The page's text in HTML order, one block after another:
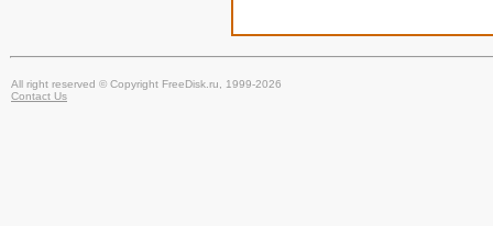
All right reserved © Copyright FreeDisk.ru, 1999-2026
Contact Us